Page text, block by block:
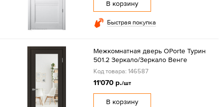
В корзину
Быстрая покупка
Межкомнатная дверь OPorte Турин
501.2 Зеркало/Зеркало Венге
Код товара: 146587
11'070 р./шт
В корзину